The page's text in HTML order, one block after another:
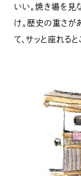
いい。焼き場を見
け。歴史の重さが
て、サッと座れる